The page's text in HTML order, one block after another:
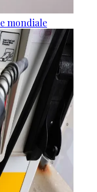
mondiale